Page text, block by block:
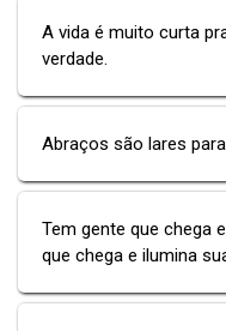
A vida é muito curta
verdade.
Abraços são lares
Tem gente que chega
que chega e ilumina